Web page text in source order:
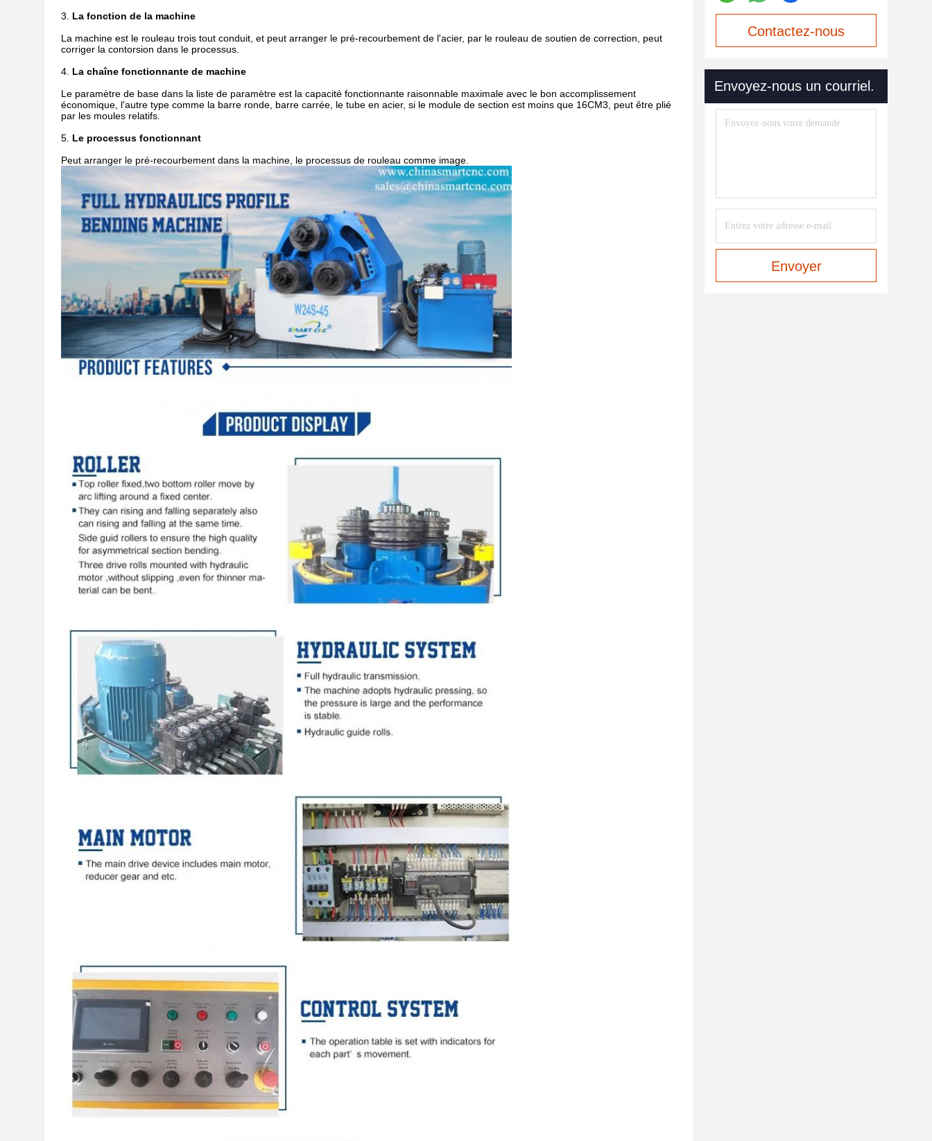
3. La fonction de la machine
La machine est le rouleau trois tout conduit, et peut arranger le pré-recourbement de l'acier, par le rouleau de soutien de correction, peut
corriger la contorsion dans le processus.
4. La chaîne fonctionnante de machine
Le paramètre de base dans la liste de paramètre est la capacité fonctionnante raisonnable maximale avec le bon accomplissement
économique, l'autre type comme la barre ronde, barre carrée, le tube en acier, si le module de section est moins que 16CM3, peut être plié
par les moules relatifs.
5. Le processus fonctionnant
Peut arranger le pré-recourbement dans la machine, le processus de rouleau comme image.
Contactez-nous
Envoyez-nous un courriel.
Envoyer